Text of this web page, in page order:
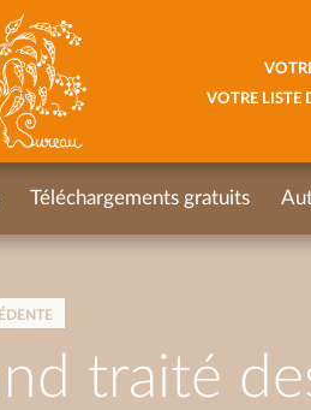
traité
VOTRE LISTE
Téléchargements gratuits